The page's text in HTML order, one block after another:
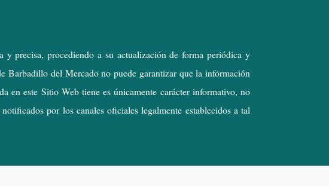
precisa, procediendo a su actualización de forma periódica y
Barbadillo del Mercado no puede garantizar que la información
en este Sitio Web tiene es únicamente carácter informativo, no
por los canales oficiales legalmente establecidos a tal